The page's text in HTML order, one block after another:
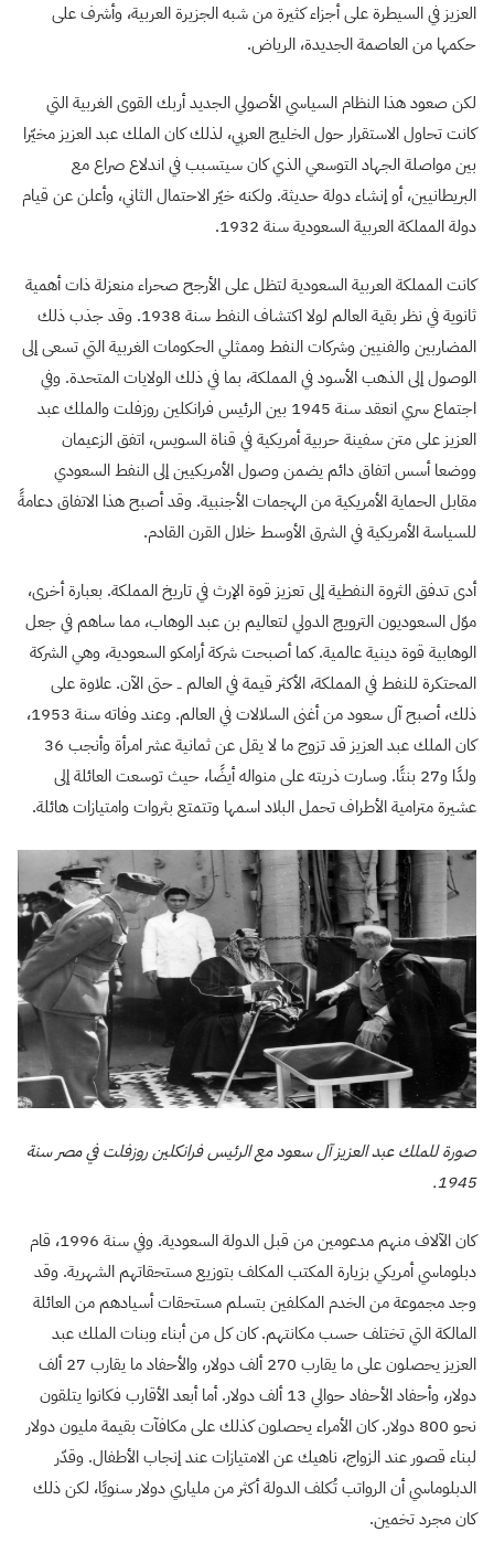
العزيز في السيطرة على أجزاء كثيرة من شبه الجزيرة العربية، وأشرف على
حكمها من العاصمة الجديدة، الرياض.
لكن صعود هذا النظام السياسي الأصولي الجديد أربك القوى الغربية التي
كانت تحاول الاستقرار حول الخليج العربي، لذلك كان الملك عبد العزيز مخيّرا
بين مواصلة الجهاد التوسعي الذي كان سيتسبب في اندلاع صراع مع
البريطانيين، أو إنشاء دولة حديثة. ولكنه خيّر الاحتمال الثاني، وأعلن عن قيام
دولة المملكة العربية السعودية سنة 1932.
كانت المملكة العربية السعودية لتظل على الأرجح صحراء منعزلة ذات أهمية
ثانوية في نظر بقية العالم لولا اكتشاف النفط سنة 1938. وقد جذب ذلك
المضاربين والفنيين وشركات النفط وممثلي الحكومات الغربية التي تسعى إلى
الوصول إلى الذهب الأسود في المملكة، بما في ذلك الولايات المتحدة. وفي
اجتماع سري انعقد سنة 1945 بين الرئيس فرانكلين روزفلت والملك عبد
العزيز على متن سفينة حربية أمريكية في قناة السويس، اتفق الزعيمان
ووضعا أسس اتفاق دائم يضمن وصول الأمريكيين إلى النفط السعودي
مقابل الحماية الأمريكية من الهجمات الأجنبية. وقد أصبح هذا الاتفاق دعامةً
للسياسة الأمريكية في الشرق الأوسط خلال القرن القادم.
أدى تدفق الثروة النفطية إلى تعزيز قوة الإرث في تاريخ المملكة. بعبارة أخرى،
موّل السعوديون الترويج الدولي لتعاليم بن عبد الوهاب، مما ساهم في جعل
الوهابية قوة دينية عالمية. كما أصبحت شركة أرامكو السعودية، وهي الشركة
المحتكرة للنفط في المملكة، الأكثر قيمة في العالم ــ حتى الآن. علاوة على
ذلك، أصبح آل سعود من أغنى السلالات في العالم. وعند وفاته سنة 1953،
كان الملك عبد العزيز قد تزوج ما لا يقل عن ثمانية عشر امرأة وأنجب 36
ولدًا و27 بنتًا. وسارت ذريته على منواله أيضًا، حيث توسعت العائلة إلى
عشيرة مترامية الأطراف تحمل البلاد اسمها وتتمتع بثروات وامتيازات هائلة.
صورة للملك عبد العزيز آل سعود مع الرئيس فرانكلين روزفلت في مصر سنة
1945.
كان الآلاف منهم مدعومين من قبل الدولة السعودية. وفي سنة 1996، قام
دبلوماسي أمريكي بزيارة المكتب المكلف بتوزيع مستحقاتهم الشهرية. وقد
وجد مجموعة من الخدم المكلفين بتسلم مستحقات أسيادهم من العائلة
المالكة التي تختلف حسب مكانتهم. كان كل من أبناء وبنات الملك عبد
العزيز يحصلون على ما يقارب 270 ألف دولار، والأحفاد ما يقارب 27 ألف
دولار، وأحفاد الأحفاد حوالي 13 ألف دولار. أما أبعد الأقارب فكانوا يتلقون
نحو 800 دولار. كان الأمراء يحصلون كذلك على مكافآت بقيمة مليون دولار
لبناء قصور عند الزواج، ناهيك عن الامتيازات عند إنجاب الأطفال. وقدّر
الدبلوماسي أن الرواتب تُكلف الدولة أكثر من ملياري دولار سنويًا، لكن ذلك
كان مجرد تخمين.